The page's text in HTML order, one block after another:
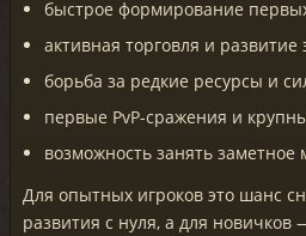
быстрое формирование
активная торговля и развитие
борьба за редкие ресурсы и
первые PvP-сражения и
возможность занять заметное
Для опытных игроков это шанс
развития с нуля, а для